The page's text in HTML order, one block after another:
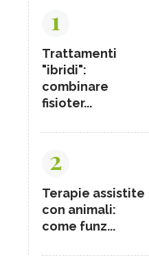
1
Trattamenti
"ibridi":
combinare
fisioter...
2
Terapie assistite
con animali:
come funz...